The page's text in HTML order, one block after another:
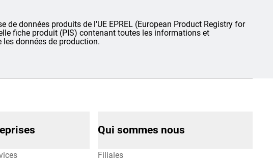
de données produits de l'UE EPREL (European Product Registry for
fiche produit (PIS) contenant toutes les informations et
données de production.
Qui sommes nous
Filiales